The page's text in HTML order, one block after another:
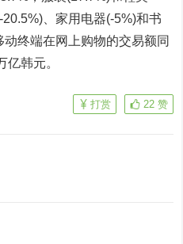
、家用电器(-5%)和书
终端在网上购物的交易额同
亿韩元。
22 赞
打赏